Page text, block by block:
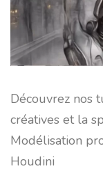
Découvrez nos
créatives et la
Modélisation
Houdini